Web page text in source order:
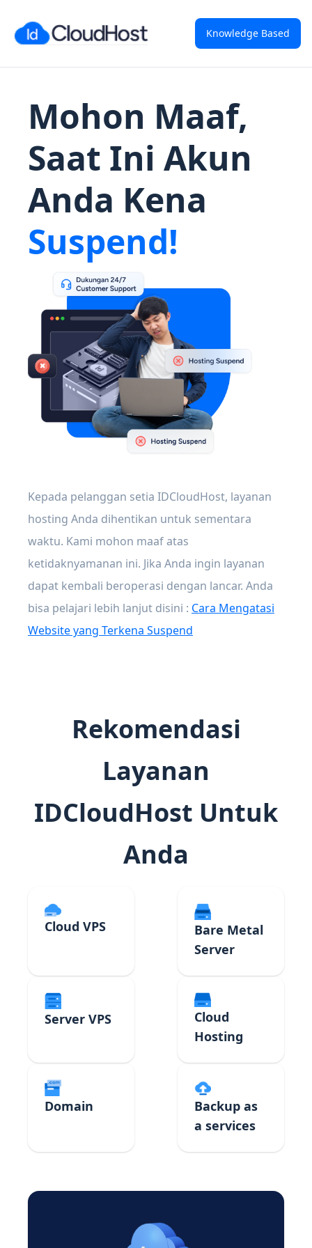
Knowledge Based
Mohon Maaf,
Saat Ini Akun
Anda Kena
Suspend!
Kepada pelanggan setia IDCloudHost, layanan
hosting Anda dihentikan untuk sementara
waktu. Kami mohon maaf atas
ketidaknyamanan ini. Jika Anda ingin layanan
dapat kembali beroperasi dengan lancar. Anda
bisa pelajari lebih lanjut disini : Cara Mengatasi
Website yang Terkena Suspend
Rekomendasi
Layanan
IDCloudHost Untuk
Anda
Cloud VPS
Bare Metal
Server
Server VPS
Cloud
Hosting
Domain
Backup as
a services